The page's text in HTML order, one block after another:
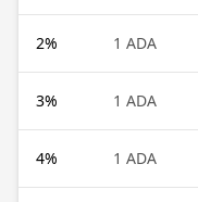
2% 1 ADA
3% 1 ADA
4% 1 ADA